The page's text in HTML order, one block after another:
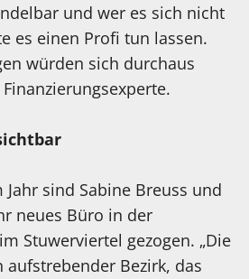
und wer es sich nicht
es einen Profi tun lassen.
würden sich durchaus
sind Sabine Breuss und
neues Büro in der
Stuwerviertel gezogen. „Die
Bezirk, das